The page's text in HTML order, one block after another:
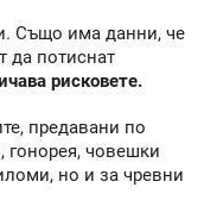
Също има данни, че
да потиснат
рисковете.
предавани по
гонорея, човешки
но и за чревни